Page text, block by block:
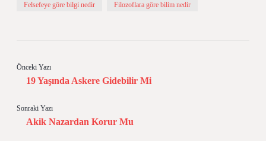
Felsefeye göre bilgi nedir Filozoflara göre bilim nedir
Önceki Yazı
19 Yaşında Askere Gidebilir Mi
Sonraki Yazı
Akik Nazardan Korur Mu